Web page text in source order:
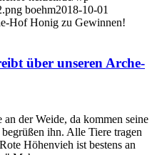
boehm2018-10-01
Hof Honig zu Gewinnen!
über unseren Arche-
der Weide, da kommen seine
ihn. Alle Tiere tragen
Höhenvieh ist bestens an